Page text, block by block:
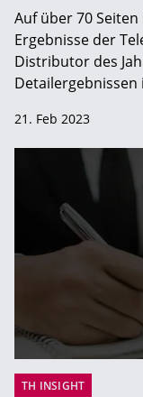
Auf über 70
Ergebnisse der
Distributor des
Detailergebnissen
21. Feb 2023
TH INSIGHT